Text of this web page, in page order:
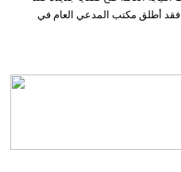
أطلق مكتب المدعي العام في